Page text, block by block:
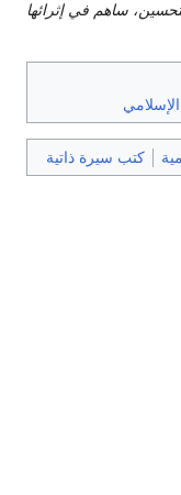
ساهم في إثرائها
كتب سيرة ذاتية